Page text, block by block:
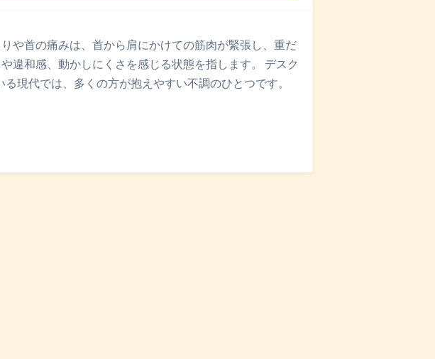
や首の痛みは、首から肩にかけての筋肉が緊張し、重だ
違和感、動かしにくさを感じる状態を指します。 デスク
現代では、多くの方が抱えやすい不調のひとつです。